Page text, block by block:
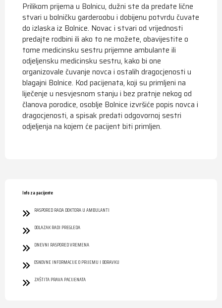
Prilikom prijema u Bolnicu, dužni ste da predate lične
stvari u bolničku garderoobu i dobijenu potvrdu čuvate
do izlaska iz Bolnice. Novac i stvari od vrijednosti
predajte rodbini ili ako to ne možete, obavijestite o
tome medicinsku sestru prijemne ambulante ili
odjeljensku medicinsku sestru, kako bi one
organizovale čuvanje novca i ostalih dragocjenosti u
blagajni Bolnice. Kod pacijenata, koji su primljeni na
liječenje u nesvjesnom stanju i bez pratnje nekog od
članova porodice, osoblje Bolnice izvršiće popis novca i
dragocjenosti, a spisak predati odgovornoj sestri
odjeljenja na kojem će pacijent biti primljen.
Info za pacijente
RASPORED RADA DOKTORA U AMBULANTI
DOLAZAK RADI PREGLEDA
DNEVNI RASPORED VREMENA
OSNOVNE INFORMACIJE O PRIJEMU I BORAVKU
ZAŠTITA PRAVA PACIJENATA